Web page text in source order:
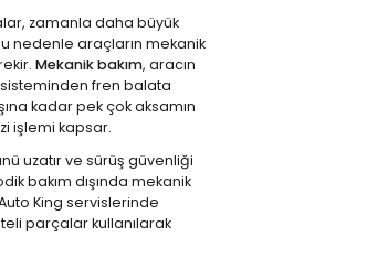
zamanla daha büyük
nedenle araçların mekanik
Mekanik bakım, aracın
fren balata
kadar pek çok aksamın
işlemi kapsar.
uzatır ve sürüş güvenliği
bakım dışında mekanik
King servislerinde
parçalar kullanılarak